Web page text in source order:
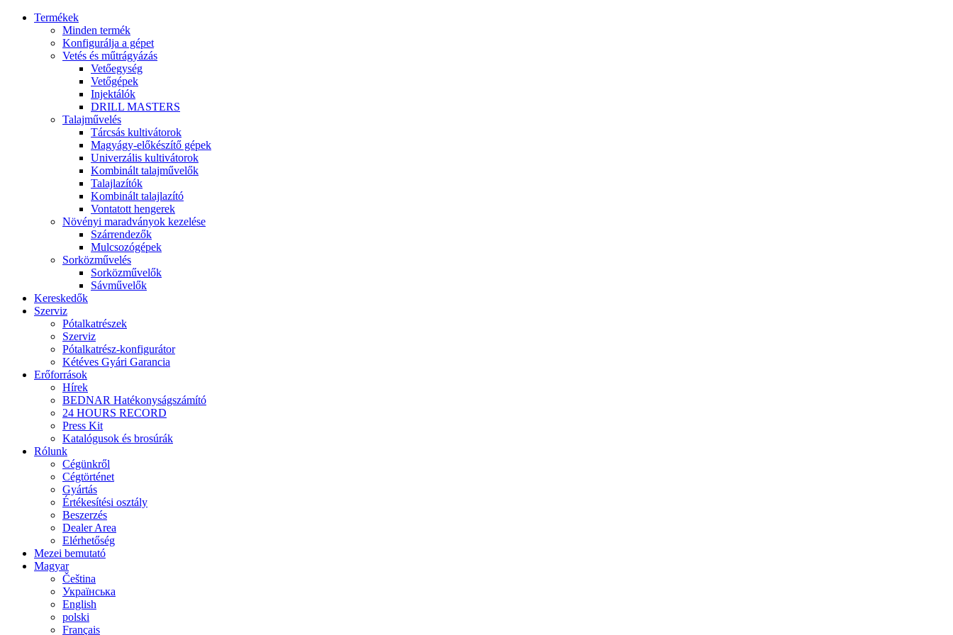
Termékek
Minden termék
Konfigurálja a gépet
Vetés és műtrágyázás
Vetőegység
Vetőgépek
Injektálók
DRILL MASTERS
Talajművelés
Tárcsás kultivátorok
Magyágy-előkészítő gépek
Univerzális kultivátorok
Kombinált talajművelők
Talajlazítók
Kombinált talajlazító
Vontatott hengerek
Növényi maradványok kezelése
Szárrendezők
Mulcsozógépek
Sorközművelés
Sorközművelők
Sávművelők
Kereskedők
Szerviz
Pótalkatrészek
Szerviz
Pótalkatrész-konfigurátor
Kétéves Gyári Garancia
Erőforrások
Hírek
BEDNAR Hatékonyságszámító
24 HOURS RECORD
Press Kit
Katalógusok és brosúrák
Rólunk
Cégünkről
Cégtörténet
Gyártás
Értékesítési osztály
Beszerzés
Dealer Area
Elérhetőség
Mezei bemutató
Magyar
Čeština
Українська
English
polski
Français